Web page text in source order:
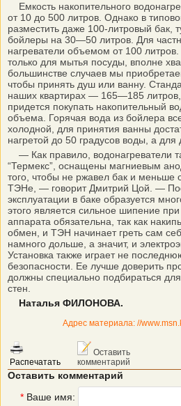
Емкость накопительного
от 10 до 500 литров. Однако в
разместить даже 100-литровый бак,
бойлеры на 30—50 литров. Для
нагреватели объемом от 100
только для мытья посуды, вполне
большинстве случаев мы
чтобы принять душ или ванну.
наших квартирах — 165—185 литров,
придется покупать накопительный
объема. Горячая вода из бойлера
холодной, для принятия ванны
нагретой до 50 градусов воды, а
— Как правило, водонагреватели
“Термекс”, оснащены магниевым
того, чтобы не ржавел бак и меньше
ТЭНе, — говорит Дмитрий Цой. —
эксплуатации в баке образуется
этого является сильное шипение
аппарата обязательна, так как
обмен, и ТЭН начинает греть сам
намного дольше, а значит, и
Установка также играет не
безопасности. Ее лучше доверить
должны специально подбираться
стен.
Наталья ФИЛОНОВА.
Адрес материала: //
Распечатать
Оставить
комментарий
Оставить комментарий
* Ваше имя: